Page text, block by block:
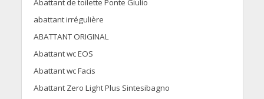
Abattant de toilette Ponte Giulio
abattant irrégulière
ABATTANT ORIGINAL
Abattant wc EOS
Abattant wc Facis
Abattant Zero Light Plus Sintesibagno